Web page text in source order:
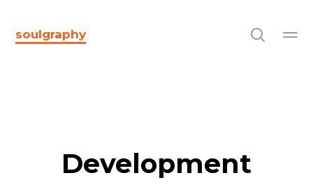
soulgraphy
Development